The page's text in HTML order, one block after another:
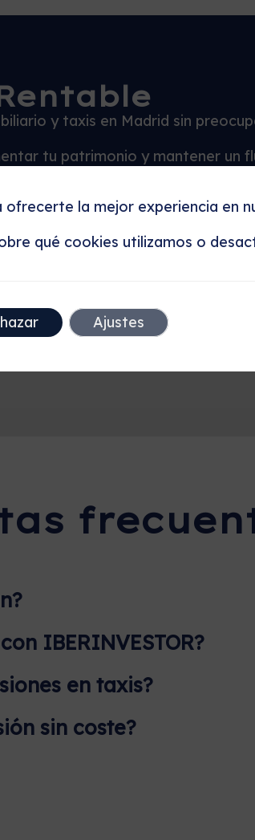
y taxis en Madrid sin
tu patrimonio y mantener un
IBERINVESTOR?
en taxis?
sin coste?
ofrecerte la mejor experiencia en
qué cookies utilizamos o
Ajustes